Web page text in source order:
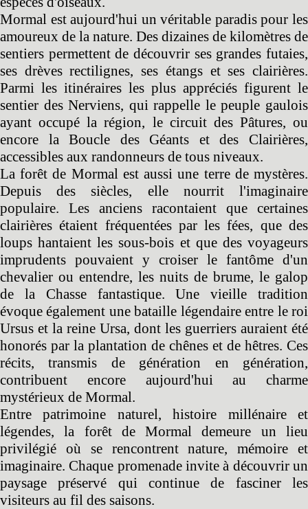
Mormal est aujourd'hui un véritable paradis pour les
amoureux de la nature. Des dizaines de kilomètres de
sentiers permettent de découvrir ses grandes futaies,
ses drèves rectilignes, ses étangs et ses clairières.
Parmi les itinéraires les plus appréciés figurent le
sentier des Nerviens, qui rappelle le peuple gaulois
ayant occupé la région, le circuit des Pâtures, ou
encore la Boucle des Géants et des Clairières,
accessibles aux randonneurs de tous niveaux.
La forêt de Mormal est aussi une terre de mystères.
Depuis des siècles, elle nourrit l'imaginaire
populaire. Les anciens racontaient que certaines
clairières étaient fréquentées par les fées, que des
loups hantaient les sous-bois et que des voyageurs
imprudents pouvaient y croiser le fantôme d'un
chevalier ou entendre, les nuits de brume, le galop
de la Chasse fantastique. Une vieille tradition
évoque également une bataille légendaire entre le roi
Ursus et la reine Ursa, dont les guerriers auraient été
honorés par la plantation de chênes et de hêtres. Ces
récits, transmis de génération en génération,
contribuent encore aujourd'hui au charme
mystérieux de Mormal.
Entre patrimoine naturel, histoire millénaire et
légendes, la forêt de Mormal demeure un lieu
privilégié où se rencontrent nature, mémoire et
imaginaire. Chaque promenade invite à découvrir un
paysage préservé qui continue de fasciner les
visiteurs au fil des saisons.